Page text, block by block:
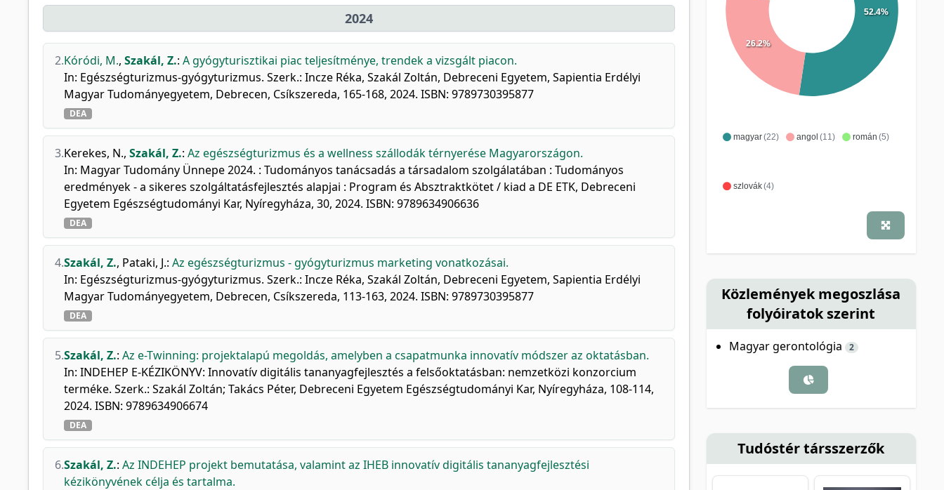
2024
2.Kóródi, M., Szakál, Z.: A gyógyturisztikai piac teljesítménye, trendek a vizsgált piacon.
In: Egészségturizmus-gyógyturizmus. Szerk.: Incze Réka, Szakál Zoltán, Debreceni Egyetem, Sapientia Erdélyi
Magyar Tudományegyetem, Debrecen, Csíkszereda, 165-168, 2024. ISBN: 9789730395877
DEA
3.Kerekes, N., Szakál, Z.: Az egészségturizmus és a wellness szállodák térnyerése Magyarországon.
In: Magyar Tudomány Ünnepe 2024. : Tudományos tanácsadás a társadalom szolgálatában : Tudományos
eredmények - a sikeres szolgáltatásfejlesztés alapjai : Program és Absztraktkötet / kiad a DE ETK, Debreceni
Egyetem Egészségtudományi Kar, Nyíregyháza, 30, 2024. ISBN: 9789634906636
DEA
4.Szakál, Z., Pataki, J.: Az egészségturizmus - gyógyturizmus marketing vonatkozásai.
In: Egészségturizmus-gyógyturizmus. Szerk.: Incze Réka, Szakál Zoltán, Debreceni Egyetem, Sapientia Erdélyi
Magyar Tudományegyetem, Debrecen, Csíkszereda, 113-163, 2024. ISBN: 9789730395877
DEA
5.Szakál, Z.: Az e-Twinning: projektalapú megoldás, amelyben a csapatmunka innovatív módszer az oktatásban.
In: INDEHEP E-KÉZIKÖNYV: Innovatív digitális tananyagfejlesztés a felsőoktatásban: nemzetközi konzorcium
terméke. Szerk.: Szakál Zoltán; Takács Péter, Debreceni Egyetem Egészségtudományi Kar, Nyíregyháza, 108-114,
2024. ISBN: 9789634906674
DEA
6.Szakál, Z.: Az INDEHEP projekt bemutatása, valamint az IHEB innovatív digitális tananyagfejlesztési
kézikönyvének célja és tartalma.
magyar(22) angol (11) román (5)
szlovák(4)
52.4%
26.2%
Közlemények megoszlása
folyóiratok szerint
Magyar gerontológia 2
Tudóstér társszerzők